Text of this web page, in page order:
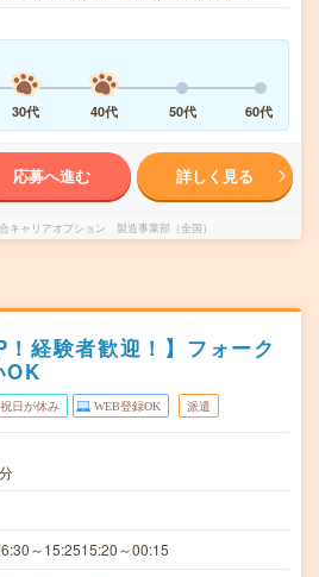
30代 40代 50代 60代
応募へ進む 詳しく見る
キャリアオプション 製造事業部（全国）
！経験者歓迎！】フォーク
OK
日が休み WEB登録OK 派遣
～15:2515:20～00:15